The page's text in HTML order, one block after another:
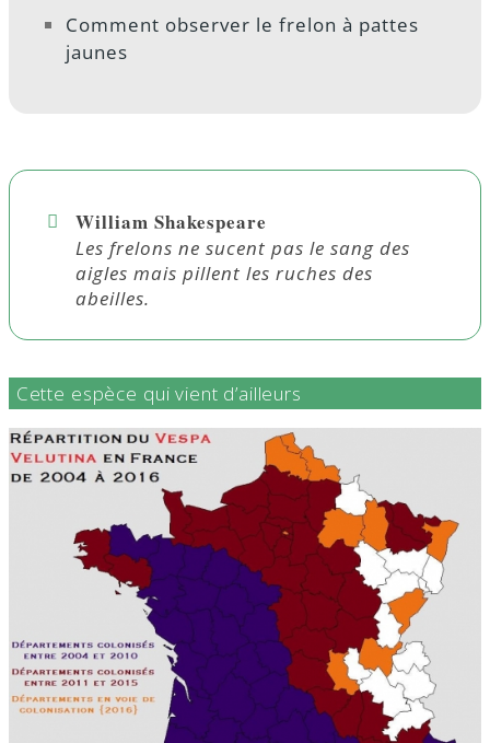
Comment observer le frelon à pattes
jaunes
William Shakespeare
Les frelons ne sucent pas le sang des
aigles mais pillent les ruches des
abeilles.
Cette espèce qui vient d’ailleurs